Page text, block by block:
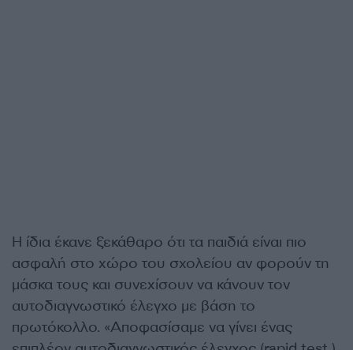
Η ίδια έκανε ξεκάθαρο ότι τα παιδιά είναι πιο
ασφαλή στο χώρο του σχολείου αν φορούν τη
μάσκα τους και συνεχίσουν να κάνουν τον
αυτοδιαγνωστικό έλεγχο με βάση το
πρωτόκολλο. «Αποφασίσαμε να γίνει ένας